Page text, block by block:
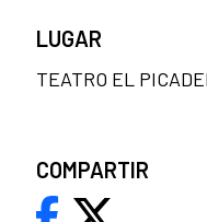
LUGAR
TEATRO EL
COMPARTIR